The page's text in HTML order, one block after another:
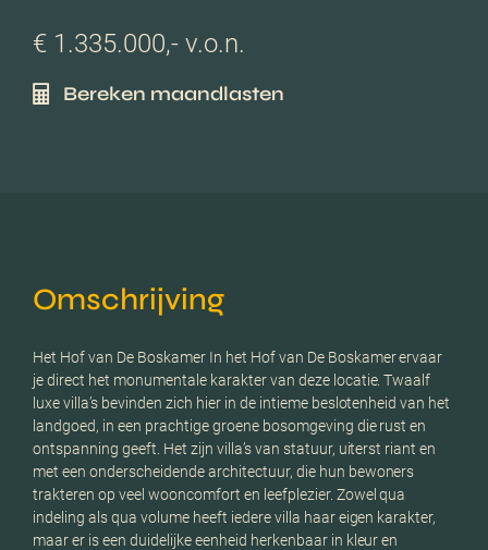
€ 1.335.000,- v.o.n.
Bereken maandlasten
Omschrijving
Het Hof van De Boskamer In het Hof van De Boskamer ervaar
je direct het monumentale karakter van deze locatie. Twaalf
luxe villa’s bevinden zich hier in de intieme beslotenheid van het
landgoed, in een prachtige groene bosomgeving die rust en
ontspanning geeft. Het zijn villa’s van statuur, uiterst riant en
met een onderscheidende architectuur, die hun bewoners
trakteren op veel wooncomfort en leefplezier. Zowel qua
indeling als qua volume heeft iedere villa haar eigen karakter,
maar er is een duidelijke eenheid herkenbaar in kleur en